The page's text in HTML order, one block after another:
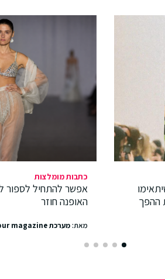
ההפך
כתבות מומלצות
אפשר להתחיל לספור
האופנה חוזר
מאת:מערכת jour magazine